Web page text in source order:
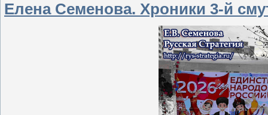
Елена Семенова. Хроники 3-й